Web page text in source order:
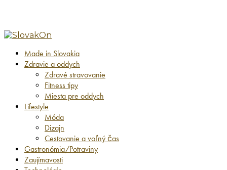
Made in Slovakia
Zdravie a oddych
Zdravé stravovanie
Fitness tipy
Miesta pre oddych
Lifestyle
Móda
Dizajn
Cestovanie a voľný čas
Gastronómia/Potraviny
Zaujímavosti